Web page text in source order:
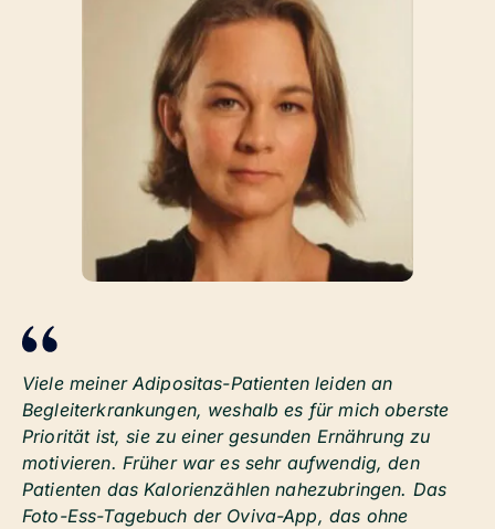
Viele meiner Adipositas-Patienten leiden an
Begleiterkrankungen, weshalb es für mich oberste
Priorität ist, sie zu einer gesunden Ernährung zu
motivieren. Früher war es sehr aufwendig, den
Patienten das Kalorienzählen nahezubringen. Das
Foto-Ess-Tagebuch der Oviva-App, das ohne